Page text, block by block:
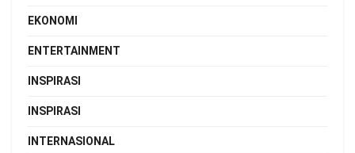
EKONOMI
ENTERTAINMENT
INSPIRASI
INSPIRASI
INTERNASIONAL